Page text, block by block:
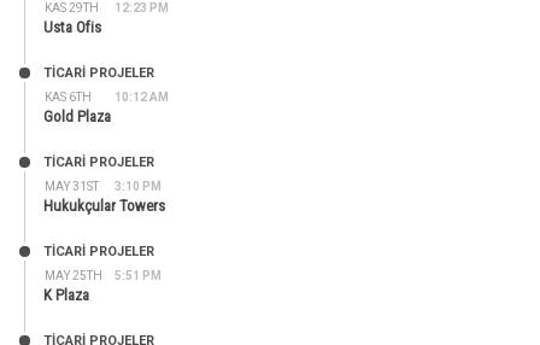
KAS 29TH 12:23 PM
Usta Ofis
KAS 6TH 10:12 AM
TİCARİ PROJELER
Gold Plaza
MAY 31ST 3:10 PM
TİCARİ PROJELER
Hukukçular Towers
MAY 25TH 5:51 PM
TİCARİ PROJELER
K Plaza
TİCARİ PROJELER